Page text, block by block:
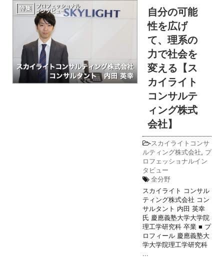
自分の可能
性を広げ
て、理系の
力で社会を
変える【ス
カイライト
コンサルテ
ィング株式
会社】
-スカイライトコンサ
ルティング株式会社, プ
ロフェッショナルイン
タビュー
全分野
スカイライト コンサル
ティング株式会社 コン
サルタント 内田 英幸
氏 慶應義塾大学大学院
理工学研究科 卒業 ■ プ
ロフィール 慶應義塾大
学大学院理工学研究科
...